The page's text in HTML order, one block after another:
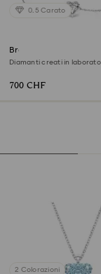
0.5 Carato
Braccialetto Eternity
Diamanti creati in
700 CHF
2 Colorazioni